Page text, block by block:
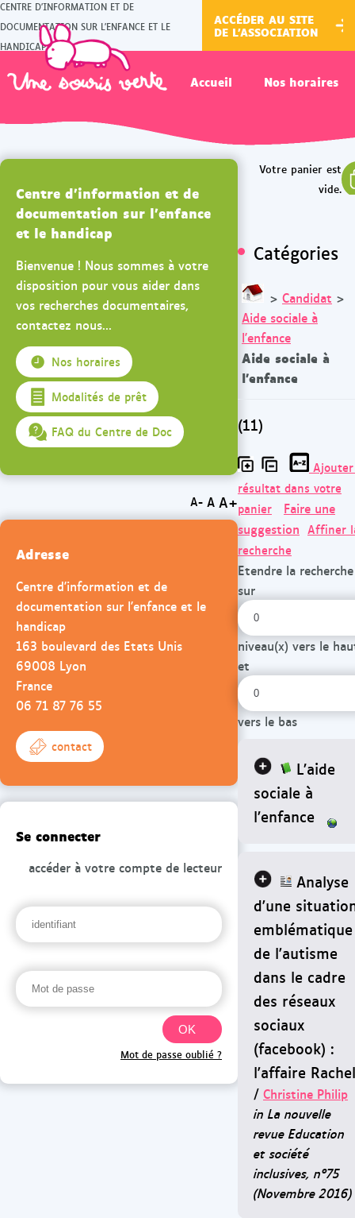
CENTRE D'INFORMATION ET DE
DOCUMENTATION SUR L'ENFANCE ET LE
HANDICAP
ACCÉDER AU SITE
DE L'ASSOCIATION
Accueil Nos horaires
Catégories
> Candidat >
Aide sociale à
l'enfance
Aide sociale à
l'enfance
(11)
résultat dans votre
panier
Faire une
suggestion Affiner
recherche
Etendre la recherche
sur
niveau(x) vers le
et
vers le bas
L’aide
sociale à
l’enfance
Analyse
d'une
emblématique
de l'autisme
dans le cadre
des réseaux
sociaux
(facebook) :
l'affaire Rachel
/ Christine Philip
in La nouvelle
revue Education
et société
inclusives, n°75
(Novembre 2016)
Centre d'information et de
documentation sur l'enfance
et le handicap
Bienvenue ! Nous sommes à votre
disposition pour vous aider dans
vos recherches documentaires,
contactez nous...
Nos horaires
Modalités de prêt
FAQ du Centre de Doc
A- A A+
Adresse
Centre d'information et de
documentation sur l'enfance et le
handicap
163 boulevard des Etats Unis
69008 Lyon
France
06 71 87 76 55
contact
Se connecter
accéder à votre compte de lecteur
Mot de passe oublié ?